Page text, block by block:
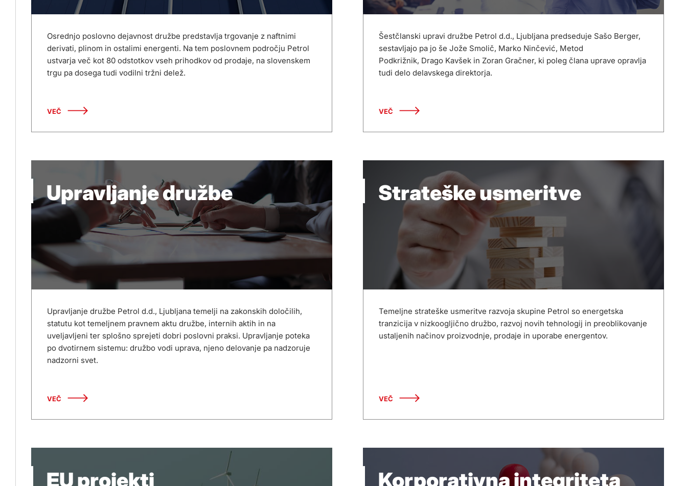
Osrednjo poslovno dejavnost družbe predstavlja trgovanje z naftnimi
derivati, plinom in ostalimi energenti. Na tem poslovnem področju Petrol
ustvarja več kot 80 odstotkov vseh prihodkov od prodaje, na slovenskem
trgu pa dosega tudi vodilni tržni delež.
VEČ
Šestčlanski upravi družbe Petrol d.d., Ljubljana predseduje Sašo Berger,
sestavljajo pa jo še Jože Smolič, Marko Ninčević, Metod
Podkrižnik, Drago Kavšek in Zoran Gračner, ki poleg člana uprave opravlja
tudi delo delavskega direktorja.
VEČ
Upravljanje družbe
Upravljanje družbe Petrol d.d., Ljubljana temelji na zakonskih določilih,
statutu kot temeljnem pravnem aktu družbe, internih aktih in na
uveljavljeni ter splošno sprejeti dobri poslovni praksi. Upravljanje poteka
po dvotirnem sistemu: družbo vodi uprava, njeno delovanje pa nadzoruje
nadzorni svet.
VEČ
Strateške usmeritve
Temeljne strateške usmeritve razvoja skupine Petrol so energetska
tranzicija v nizkoogljično družbo, razvoj novih tehnologij in preoblikovanje
ustaljenih načinov proizvodnje, prodaje in uporabe energentov.
VEČ
EU projekti Korporativna integriteta